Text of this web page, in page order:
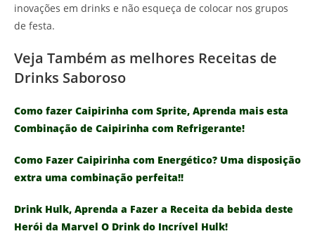
inovações em drinks e não esqueça de colocar nos grupos
de festa.
Veja Também as melhores Receitas de
Drinks Saboroso
Como fazer Caipirinha com Sprite, Aprenda mais esta
Combinação de Caipirinha com Refrigerante!
Como Fazer Caipirinha com Energético? Uma disposição
extra uma combinação perfeita!!
Drink Hulk, Aprenda a Fazer a Receita da bebida deste
Herói da Marvel O Drink do Incrível Hulk!